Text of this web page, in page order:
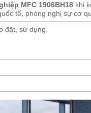
MFC 1906BH18 khi
tế, phòng nghị sự cơ
đặt, sử dụng.